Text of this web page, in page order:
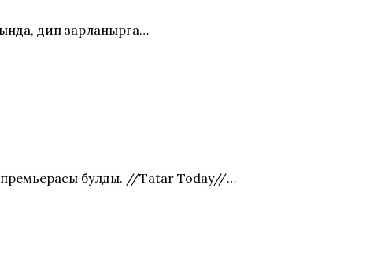
дип зарланырга…
премьерасы булды. //Tatar Today//…